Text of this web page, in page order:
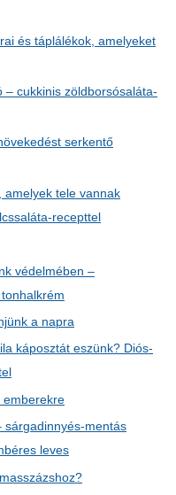
és táplálékok, amelyeket
– cukkinis zöldborsósaláta-
serkentő
amelyek tele vannak
recepttel
védelmében –
a napra
káposztát eszünk? Diós-
emberekre
sárgadinnyés-mentás
leves